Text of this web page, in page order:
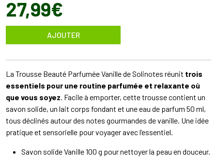
27,99€
AJOUTER
La Trousse Beauté Parfumée Vanille de Solinotes réunit trois
essentiels pour une routine parfumée et relaxante où
que vous soyez. Facile à emporter, cette trousse contient un
savon solide, un lait corps fondant et une eau de parfum 50 ml,
tous déclinés autour des notes gourmandes de vanille. Une idée
pratique et sensorielle pour voyager avec l’essentiel.
Savon solide Vanille 100 g pour nettoyer la peau en douceur.